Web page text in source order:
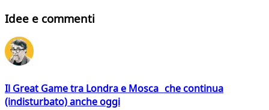
Idee e commenti
Il Great Game tra Londra e Mosca che continua
(indisturbato) anche oggi